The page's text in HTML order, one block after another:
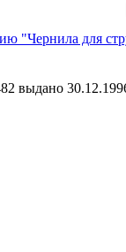
"Чернила для
выдано